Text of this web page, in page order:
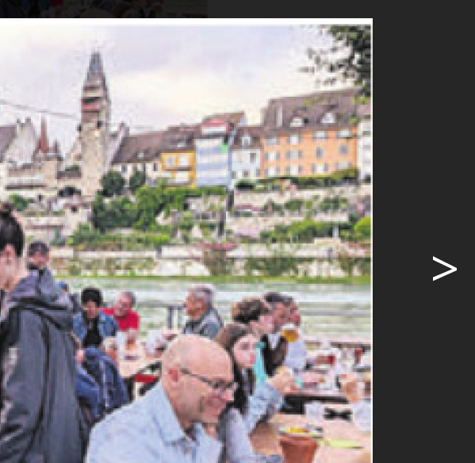
gut geniessen. Bild: huy
lädt an sein
Eine
die ...
>